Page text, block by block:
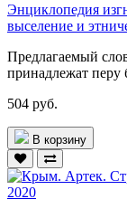
Энциклопедия
выселение и
Предлагаемый
принадлежат перу
504 руб.
В корзину